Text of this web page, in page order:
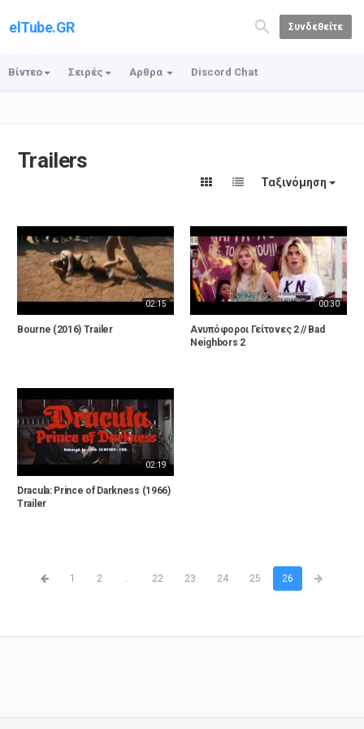
elTube.GR Συνδεθείτε
Βίντεο Σειρές Αρθρα Discord Chat
Trailers
Ταξινόμηση
02:15
Bourne (2016) Trailer
00:30
Ανυπόφοροι Γείτονες 2 // Bad
Neighbors 2
02:19
Dracula: Prince of Darkness (1966)
Trailer
1 2 22 23 24 25 26